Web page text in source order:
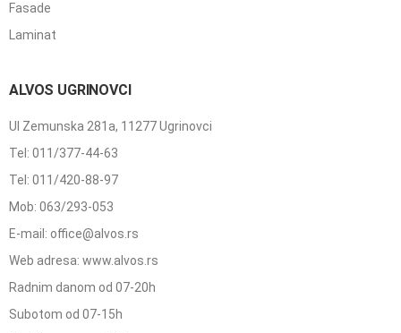
Fasade
Laminat
ALVOS UGRINOVCI
Ul Zemunska 281a, 11277 Ugrinovci
Tel: 011/377-44-63
Tel: 011/420-88-97
Mob: 063/293-053
E-mail: office@alvos.rs
Web adresa: www.alvos.rs
Radnim danom od 07-20h
Subotom od 07-15h